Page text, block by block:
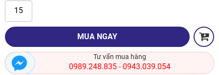
15
MUA NGAY
Tư vấn mua hàng
0989.248.835- 0943.039.054